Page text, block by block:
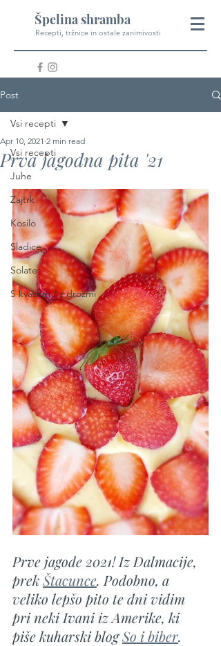
Špelina shramba
Recepti, tržnice in ostale zanimivosti
Post
Vsi recepti
Juhe
Zajtrk
Kosilo
Sladice
Solate
S kvasom / z drožmi
Vsi recepti
Prva jagodna pita '21
Apr 10, 2021 2 min read
Prve jagode 2021! Iz Dalmacije,
prek Štacunce. Podobno, a
veliko lepšo pito te dni vidim
pri neki Ivani iz Amerike, ki
piše kuharski blog So i biber.